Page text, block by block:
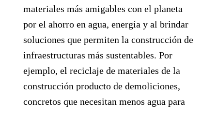
materiales más amigables con el planeta
por el ahorro en agua, energía y al brindar
soluciones que permiten la construcción de
infraestructuras más sustentables. Por
ejemplo, el reciclaje de materiales de la
construcción producto de demoliciones,
concretos que necesitan menos agua para